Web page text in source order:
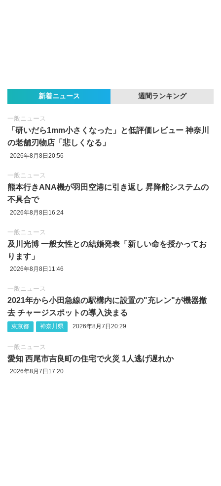
新着ニュース 週間ランキング
一般ニュース
「研いだら1mm小さくなった」と低評価レビュー 神奈川
の老舗刃物店「悲しくなる」
2026年8月8日20:56
一般ニュース
熊本行きANA機が羽田空港に引き返し 昇降舵システムの
不具合で
2026年8月8日16:24
一般ニュース
及川光博 一般女性との結婚発表「新しい命を授かってお
ります」
2026年8月8日11:46
一般ニュース
2021年から小田急線の駅構内に設置の"充レン"が機器撤
去 チャージスポットの導入決まる
東京都 神奈川県 2026年8月7日20:29
一般ニュース
愛知 西尾市吉良町の住宅で火災 1人逃げ遅れか
2026年8月7日17:20